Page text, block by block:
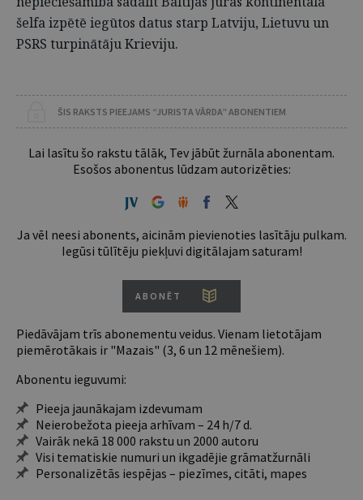
šelfa izpētē iegūtos datus starp Latviju, Lietuvu un
PSRS turpinātāju Krieviju.
ŠIS RAKSTS PIEEJAMS “JURISTA VĀRDA” ABONENTIEM
Lai lasītu šo rakstu tālāk, Tev jābūt žurnāla abonentam.
Esošos abonentus lūdzam autorizēties:
Ja vēl neesi abonents, aicinām pievienoties lasītāju pulkam.
Iegūsi tūlītēju piekļuvi digitālajam saturam!
ABONĒT
Piedāvājam trīs abonementu veidus. Vienam lietotājam
piemērotākais ir "Mazais" (3, 6 un 12 mēnešiem).
Abonentu ieguvumi:
Pieeja jaunākajam izdevumam
Neierobežota pieeja arhīvam – 24 h/7 d.
Vairāk nekā 18 000 rakstu un 2000 autoru
Visi tematiskie numuri un ikgadējie grāmatžurnāli
Personalizētās iespējas – piezīmes, citāti, mapes